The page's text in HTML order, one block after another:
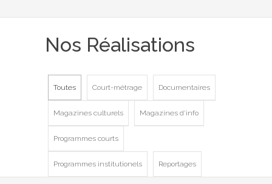
Nos Réalisations
Toutes Court-métrage Documentaires
Magazines culturels Magazines d'info
Programmes courts
Programmes institutionels Reportages